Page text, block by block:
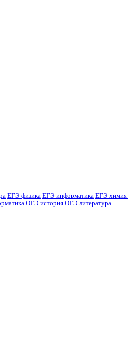
ЕГЭ физика ЕГЭ информатика ЕГЭ химия
ОГЭ история ОГЭ литература